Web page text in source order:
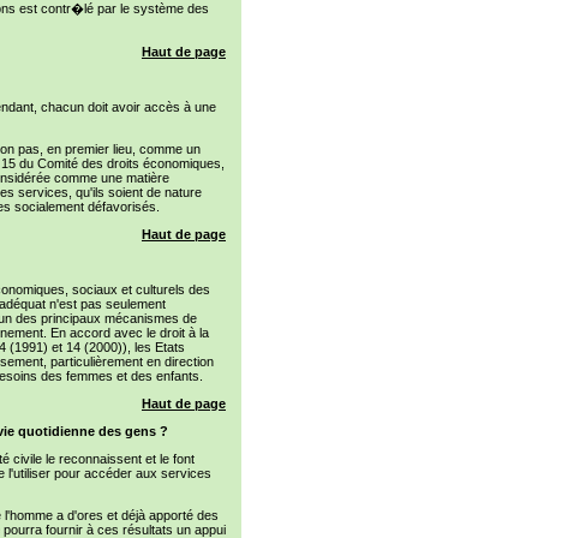
est contr�lé par le système des
Haut de page
chacun doit avoir accès à une
pas, en premier lieu, comme un
du Comité des droits économiques,
comme une matière
services, qu'ils soient de nature
socialement défavorisés.
Haut de page
sociaux et culturels des
n'est pas seulement
des principaux mécanismes de
En accord avec le droit à la
(1991) et 14 (2000)), les Etats
particulièrement en direction
des femmes et des enfants.
Haut de page
quotidienne des gens ?
civile le reconnaissent et le font
l'utiliser pour accéder aux services
a d'ores et déjà apporté des
fournir à ces résultats un appui